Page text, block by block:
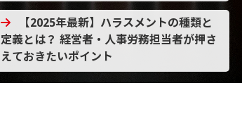
【2025年最新】ハラスメントの種類と
定義とは？ 経営者・人事労務担当者が押さ
えておきたいポイント